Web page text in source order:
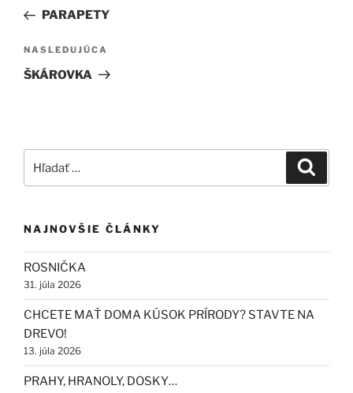
článku
článokPARAPETY
Ďalší
článok
NASLEDUJÚCA
ŠKÁROVKA
NAJNOVŠIE ČLÁNKY
ROSNIČKA
31. júla 2026
CHCETE MAŤ DOMA KÚSOK PRÍRODY? STAVTE NA
DREVO!
13. júla 2026
PRAHY, HRANOLY, DOSKY…